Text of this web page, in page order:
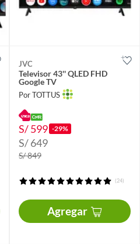
JVC
Televisor 43'' QLED FHD
Google TV
Por TOTTUS
S/ 599 -29%
S/ 649
S/ 849
(24)
Agregar